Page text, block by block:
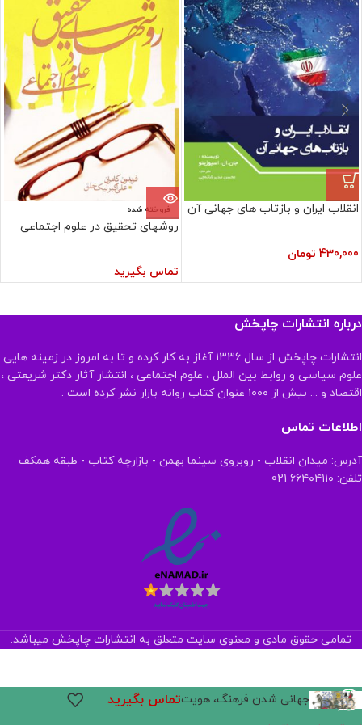
انقلاب ایران و بازتاب های جهانی آن
430,000 تومان
فروخته شده
روشهای تحقیق در علوم اجتماعی
تماس بگیرید
درباره انتشارات چاپخش
انتشارات چاپخش از سال ۱۳۳۶ آغاز به کار کرده و تا به امروز در زمینه هایی
علوم سیاسی و روابط بین الملل ، علوم اجتماعی ، انتشار آثار دکتر شریعتی ،
اقتصاد و ... بیش از ۱۰۰۰ عنوان کتاب روانه بازار نشر کرده است .
اطلاعات تماس
آدرس: میدان انقلاب - روبروی سینما بهمن - بازارچه کتاب - طبقه همکف
تلفن: ۶۶۴۰۴۱۱۰ 021
تمامی حقوق مادی و معنوی سایت متعلق به انتشارات چاپخش میباشد.
جهانی شدن فرهنگ، هویتتماس بگیرید